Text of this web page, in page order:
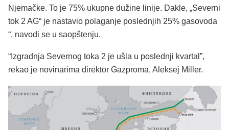
Njemačke. To je 75% ukupne dužine linije. Dakle, „Severni
tok 2 AG“ je nastavio polaganje poslednjih 25% gasovoda
“, navodi se u saopštenju.
“Izgradnja Severnog toka 2 je ušla u poslednji kvartal”,
rekao je novinarima direktor Gazproma, Aleksej Miller.